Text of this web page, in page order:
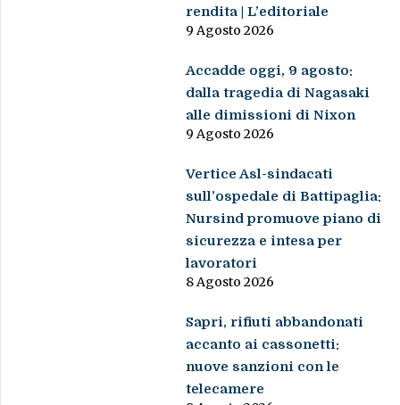
rendita | L’editoriale
9 Agosto 2026
Accadde oggi, 9 agosto:
dalla tragedia di Nagasaki
alle dimissioni di Nixon
9 Agosto 2026
Vertice Asl-sindacati
sull’ospedale di Battipaglia:
Nursind promuove piano di
sicurezza e intesa per
lavoratori
8 Agosto 2026
Sapri, rifiuti abbandonati
accanto ai cassonetti:
nuove sanzioni con le
telecamere